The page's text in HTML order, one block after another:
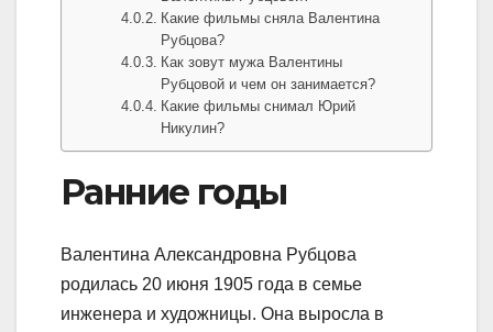
Какие фильмы сняла Валентина
Рубцова?
Как зовут мужа Валентины
Рубцовой и чем он занимается?
Какие фильмы снимал Юрий
Никулин?
Ранние годы
Валентина Александровна Рубцова
родилась 20 июня 1905 года в семье
инженера и художницы. Она выросла в